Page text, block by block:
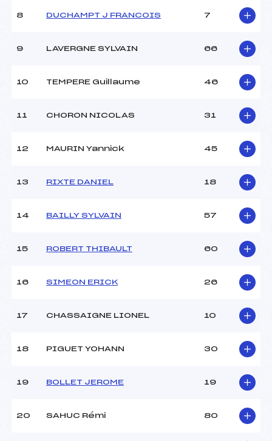
8 DUCHAMPT J FRANCOIS 7
9 LAVERGNE SYLVAIN 66
10 TEMPERE Guillaume 46
11 CHORON NICOLAS 31
12 MAURIN Yannick 45
13 RIXTE DANIEL 18
14 BAILLY SYLVAIN 57
15 ROBERT THIBAULT 60
16 SIMEON ERICK 26
17 CHASSAIGNE LIONEL 10
18 PIGUET YOHANN 30
19 BOLLET JEROME 19
20 SAHUC Rémi 80